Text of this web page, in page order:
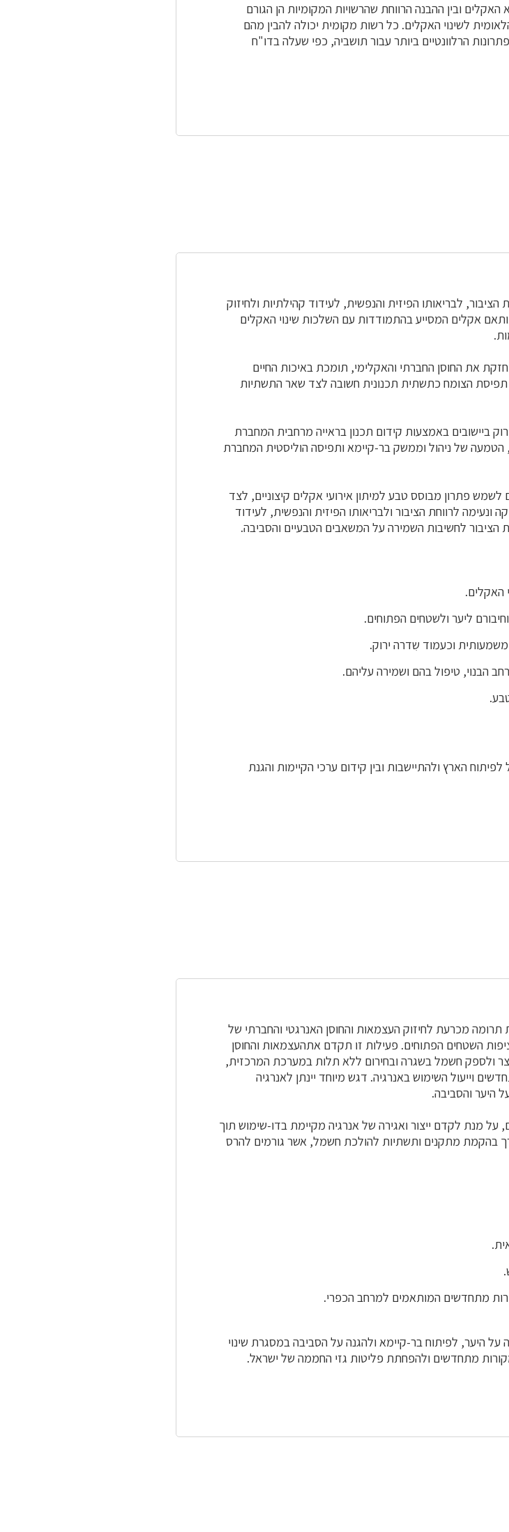
ובין ההבנה הרווחת שהרשויות המקומיות הן הגורם
לשינוי האקלים. כל רשות מקומית יכולה להבין מהם
הרלוונטיים ביותר עבור תושביה, כפי שעלה בדו"ח
לבריאותו הפיזית והנפשית, לעידוד קהילתיות ולחיזוק
אקלים המסייע בהתמודדות עם השלכות שינוי האקלים
את החוסן החברתי והאקלימי, תומכת באיכות החיים
הצומח כתשתית תכנונית חשובה לצד שאר התשתיות
ביישובים באמצעות קידום תכנון בראייה מרחבית המחברת
של ניהול וממשק בר-קיימא ותפיסה הוליסטית המחברת
פתרון מבוסס טבע למיתון אירועי אקלים קיצוניים, לצד
לרווחת הציבור ולבריאותו הפיזית והנפשית, לעידוד
הציבור לחשיבות השמירה על המשאבים הטבעיים והסביבה.
האקלים.
ליער ולשטחים הפתוחים.
וכעמוד שִדרה ירוק.
הבנוי, טיפול בהם ושמירה עליהם.
הארץ ולהתיישבות ובין קידום ערכי הקיימות והגנת
תרומה מכרעת לחיזוק העצמאות והחוסן האנרגטי והחברתי של
השטחים הפתוחים. פעילות זו תקדם אתהעצמאות והחוסן
ולספק חשמל בשגרה ובחירום ללא תלות במערכת המרכזית,
וייעול השימוש באנרגיה. דגש מיוחד יינתן לאנרגיה
היער והסביבה.
על מנת לקדם ייצור ואגירה של אנרגיה מקיימת בדו-שימוש תוך
בהקמת מתקנים ותשתיות להולכת חשמל, אשר גורמים להרס
מתחדשים המותאמים למרחב הכפרי.
היער, לפיתוח בר-קיימא ולהגנה על הסביבה במסגרת שינוי
מתחדשים ולהפחתת פליטות גזי החממה של ישראל.